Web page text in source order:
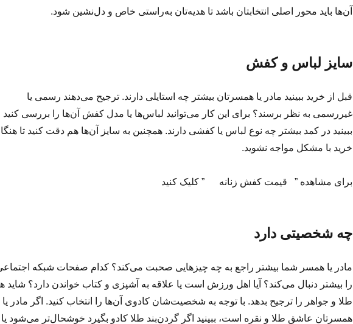
آن‌ها باید محور اصلی انتخابتان باشد تا هدیه‌تان به‌راستی خاص و دل‌نشین شود.
سایز لباس و کفش
قبل از خرید ببینید مادر یا همسرتان بیشتر چه استایلی دارند. ترجیح می‌دهند رسمی یا
غیررسمی به نظر برسند؟ برای این کار می‌توانید لباس‌ها یا مدل کفش آن‌ها را بررسی کنید
ببینید در کمد بیشتر چه نوع لباس‌ یا کفشی دارند. همچنین به سایز آن‌ها هم دقت کنید تا
خرید با مشکل مواجه نشوید.
برای مشاهده ” قیمت کفش زنانه ” کلیک کنید
چه شخصیتی دارد
مادر یا همسر شما بیشتر راجع به چه چیزهایی صحبت می‌کند؟ کدام صفحات شبکه
را بیشتر دنبال می‌کند؟ آیا اهل ورزش است یا علاقه به آشپزی و کتاب خواندن دارد؟ شاید
طلا و جواهر را ترجیح بدهد. با توجه به شخصیت‌شان کادوی آن‌ها را انتخاب کنید. اگر مادر یا
همسرتان عاشق طلا و نقره است، ببینید اگر گردن‌بند طلا کادو بگیرد خوشحال‌تر می‌شود یا